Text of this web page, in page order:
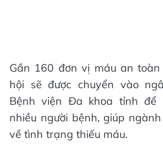
Gần 160 đơn vị máu an
hội sẽ được chuyển vào
Bệnh viện Đa khoa tỉnh để
nhiều người bệnh, giúp
về tình trạng thiếu máu.